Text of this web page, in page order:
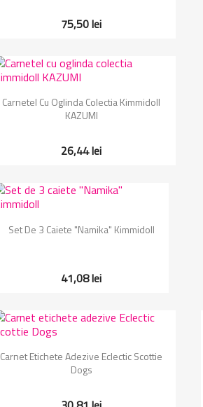
75,50 lei
Vizualizare rapida
Carnetel Cu Oglinda Colectia Kimmidoll
KAZUMI
26,44 lei
Vizualizare rapida
Set De 3 Caiete "Namika" Kimmidoll
41,08 lei
Vizualizare rapida
Carnet Etichete Adezive Eclectic Scottie
Dogs